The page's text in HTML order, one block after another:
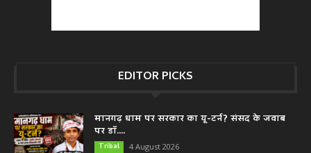
EDITOR PICKS
मानगढ़ धाम पर सरकार का यू-टर्न? संसद के जवाब
पर डॉ....
Tribal 4 August 2026